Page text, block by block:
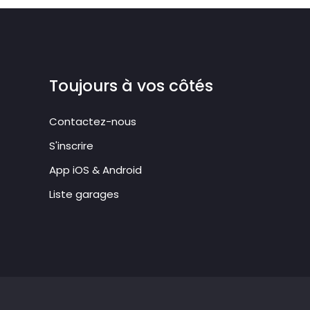
Toujours à vos côtés
Contactez-nous
S'inscrire
App iOS & Android
Liste garages